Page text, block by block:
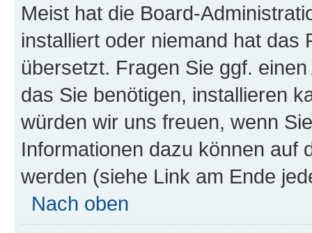
Meist hat die Board-
installiert oder niemand hat das
übersetzt. Fragen Sie ggf.
das Sie benötigen, installieren
würden wir uns freuen, wenn
Informationen dazu können auf
werden (siehe Link am Ende
Nach oben